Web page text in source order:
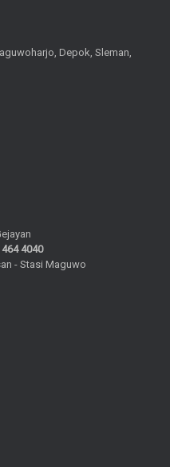
Depok, Sleman,
464 4040
- Stasi Maguwo